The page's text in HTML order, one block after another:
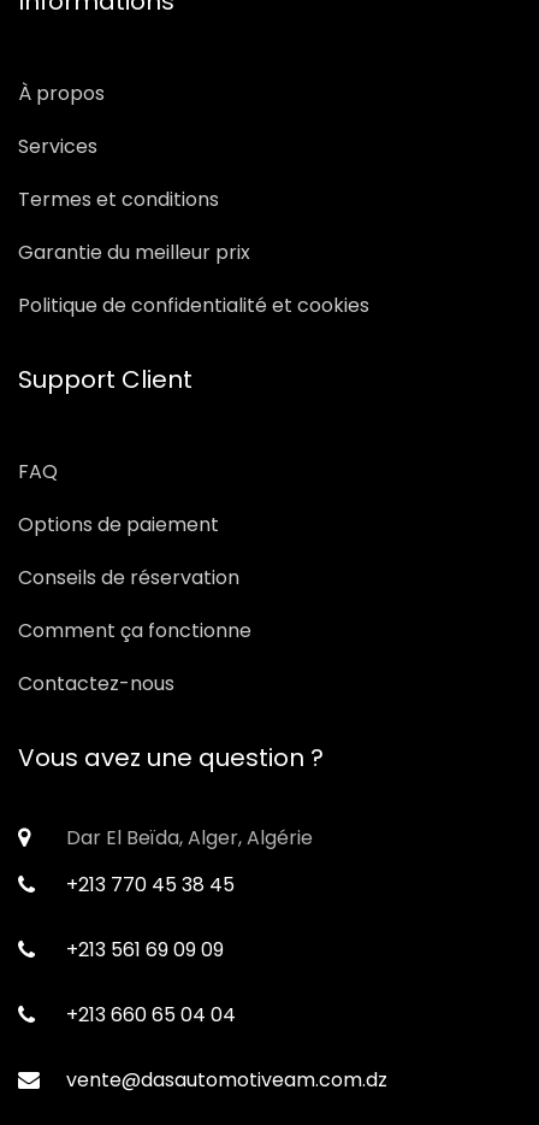
À propos
Services
Termes et conditions
Garantie du meilleur prix
Politique de confidentialité et cookies
Support Client
FAQ
Options de paiement
Conseils de réservation
Comment ça fonctionne
Contactez-nous
Vous avez une question ?
Dar El Beïda, Alger, Algérie
+213 770 45 38 45
+213 561 69 09 09
+213 660 65 04 04
vente@dasautomotiveam.com.dz